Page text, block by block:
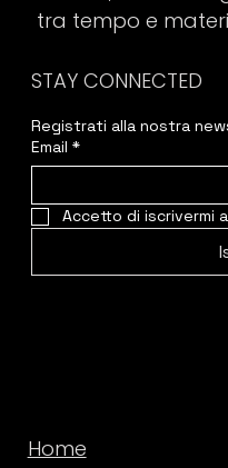
tra tempo e
STAY CONNECTED
Registrati alla nostra
Email *
Accetto di iscrivermi
Home